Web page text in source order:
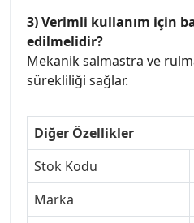
3) Verimli kullanım için
edilmelidir?
Mekanik salmastra ve
sürekliliği sağlar.
Diğer Özellikler
Stok Kodu
Marka